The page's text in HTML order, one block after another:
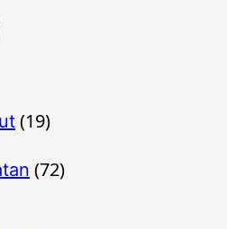
(19)
(72)